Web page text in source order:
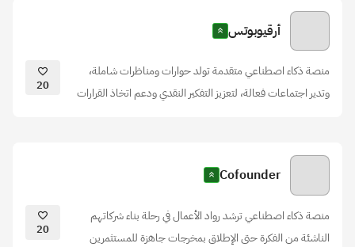
أرقيوبوتس
منصة ذكاء اصطناعي متقدمة تولد حوارات ومناظرات شاملة،
وتدير اجتماعات فعالة، لتعزيز التفكير النقدي ودعم اتخاذ القرارات
20
Cofounder
منصة ذكاء اصطناعي ترشد رواد الأعمال في رحلة بناء شركاتهم
الناشئة من الفكرة حتى الإطلاق بمخرجات جاهزة للمستثمرين
20